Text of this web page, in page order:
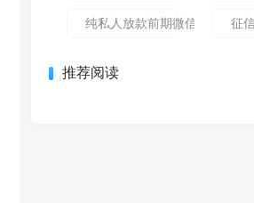
纯私人放款前期微信私人贷,为
征
推荐阅读